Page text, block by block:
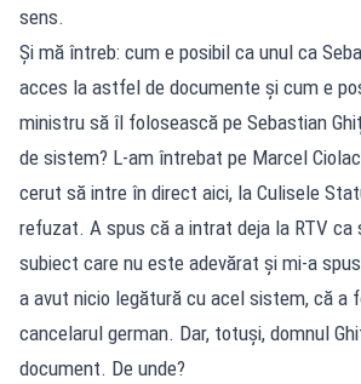
sens.
Și mă întreb: cum e posibil ca unul ca
acces la astfel de documente și cum e
ministru să îl folosească pe Sebastian
de sistem? L-am întrebat pe Marcel
cerut să intre în direct aici, la Culisele
refuzat. A spus că a intrat deja la RTV ca
subiect care nu este adevărat și mi-a
a avut nicio legătură cu acel sistem, că a
cancelarul german. Dar, totuși, domnul
document. De unde?